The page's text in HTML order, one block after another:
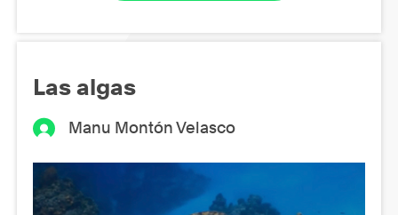
Las algas
Manu Montón Velasco